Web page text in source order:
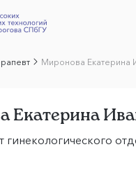
Миронова Екатерина
Екатерина
гинекологического